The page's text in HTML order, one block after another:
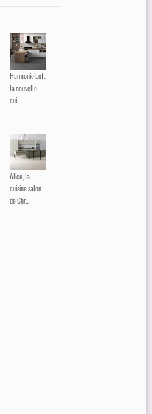
Harmonie Loft,
la nouvelle
cui...
Alice, la
cuisine salon
de Chr...